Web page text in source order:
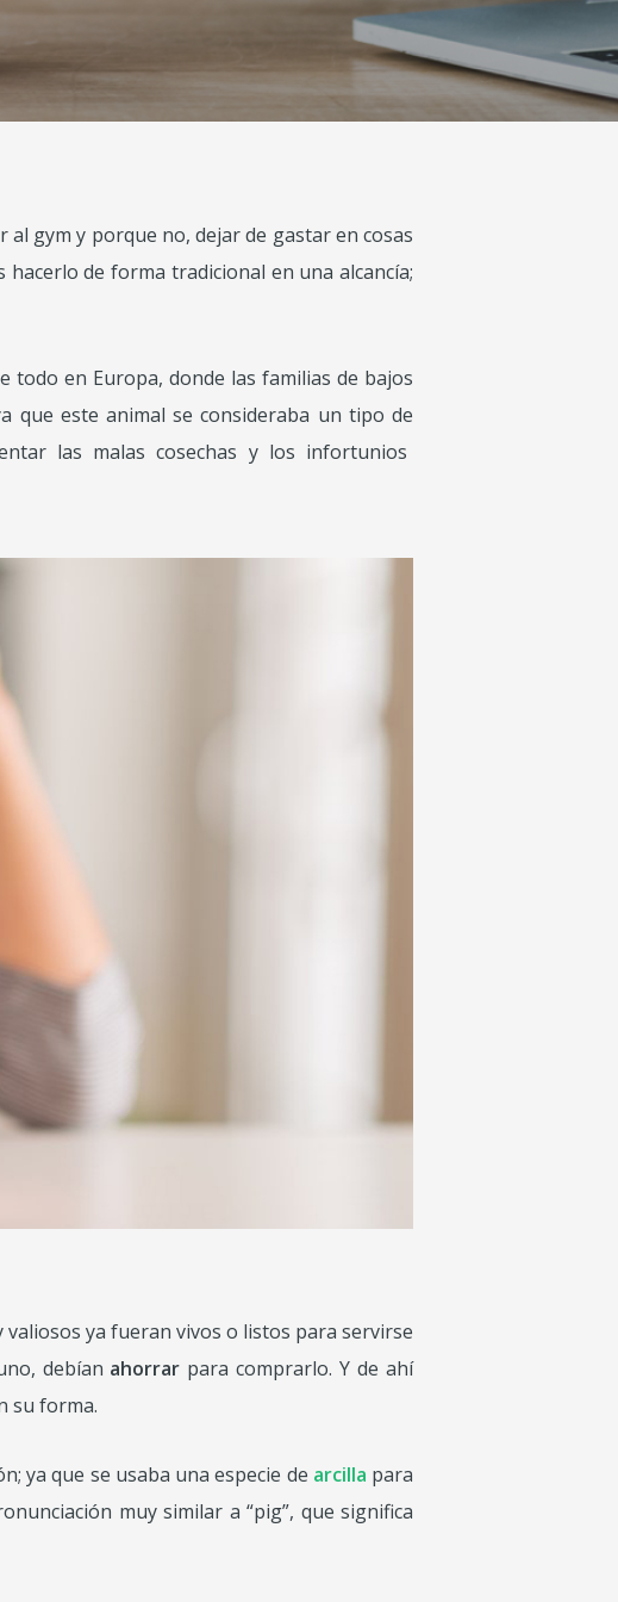
gym y porque no, dejar de gastar en cosas
de forma tradicional en una alcancía;
todo en Europa, donde las familias de bajos
que este animal se consideraba un tipo de
las malas cosechas y los infortunios
ya fueran vivos o listos para servirse
debían ahorrar para comprarlo. Y de ahí
su forma.
ya que se usaba una especie de arcilla para
muy similar a “pig”, que significa